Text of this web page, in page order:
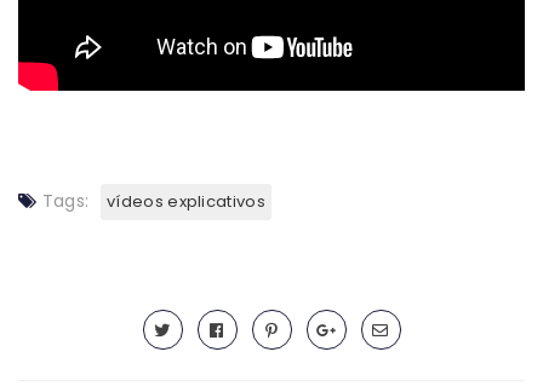
Tags: vídeos explicativos